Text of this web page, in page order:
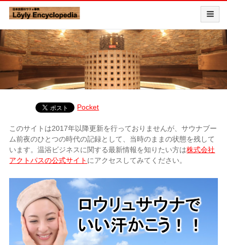
Pocket
このサイトは2017年以降更新を行っておりませんが、サウナブー
ム前夜のひとつの時代の記録として、当時のままの状態を残して
います。温浴ビジネスに関する最新情報を知りたい方は株式会社
アクトパスの公式サイト にアクセスしてみてください。